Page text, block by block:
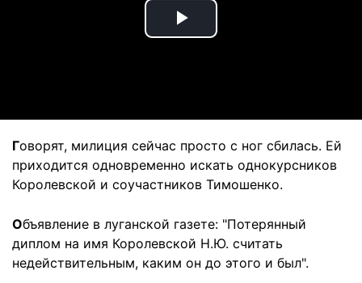
Play
Говорят, милиция сейчас просто с ног сбилась. Ей
приходится одновременно искать однокурсников
Королевской и соучастников Тимошенко.
Объявление в луганской газете: "Потерянный
диплом на имя Королевской Н.Ю. считать
недействительным, каким он до этого и был".